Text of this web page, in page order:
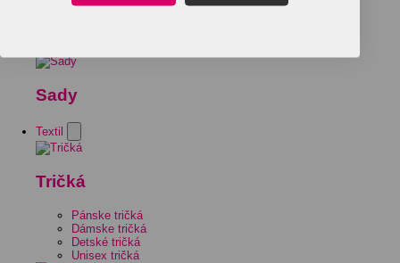
Sady
Textil
Tričká
Pánske tričká
Dámske tričká
Detské tričká
Unisex tričká